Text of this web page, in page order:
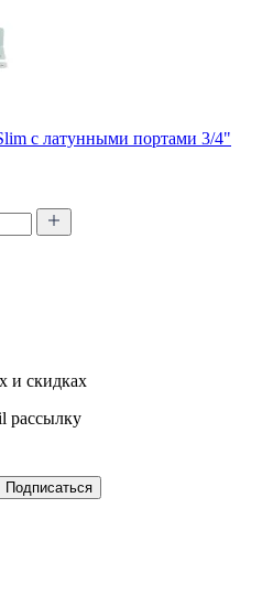
с латунными портами 3/4"
и скидках
рассылку
Подписаться